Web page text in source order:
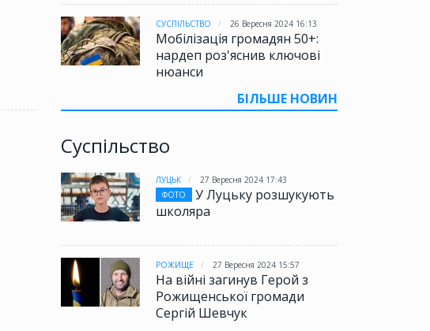
СУСПІЛЬСТВО 26 Вересня 2024 16:13
Мобілізація громадян 50+:
нардеп роз'яснив ключові
нюанси
БІЛЬШЕ НОВИН
Суспільство
ЛУЦЬК
27 Вересня 2024 17:43
ФОТО
У Луцьку розшукують
школяра
РОЖИЩЕ 27 Вересня 2024 15:57
На війні загинув Герой з
Рожищенської громади
Сергій Шевчук